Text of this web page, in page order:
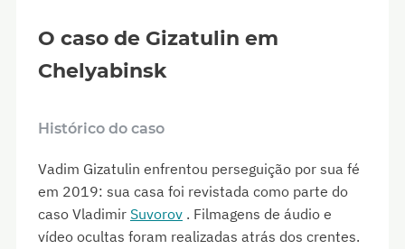
O caso de Gizatulin em
Chelyabinsk
Histórico do caso
Vadim Gizatulin enfrentou perseguição por sua fé
em 2019: sua casa foi revistada como parte do
caso Vladimir Suvorov . Filmagens de áudio e
vídeo ocultas foram realizadas atrás dos crentes.